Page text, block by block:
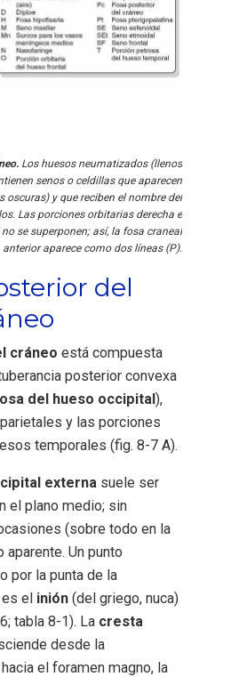
Los huesos neumatizados (llenos
senos o celdillas que aparecen
oscuras) y que reciben el nombre del
Las porciones orbitarias derecha e
se superponen; así, la fosa craneal
anterior aparece como dos líneas (P).
del
cráneo está compuesta
posterior convexa
del hueso occipital),
y las porciones
temporales (fig. 8-7 A).
externa suele ser
el plano medio; sin
(sobre todo en la
Un punto
por la punta de la
es el inión (del griego, nuca)
tabla 8-1). La cresta
desde la
el foramen magno, la